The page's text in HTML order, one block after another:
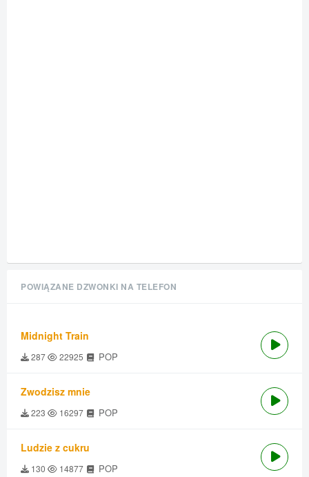
POWIĄZANE DZWONKI NA TELEFON
Midnight Train
287 22925 POP
Zwodzisz mnie
223 16297 POP
Ludzie z cukru
130 14877 POP